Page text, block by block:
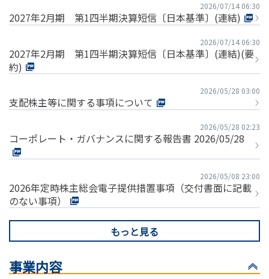
2026/07/14 06:30
2027年2月期 第1四半期決算短信〔日本基準〕(連結)
2026/07/14 06:30
2027年2月期 第1四半期決算短信〔日本基準〕(連結)(要
約)
2026/05/28 03:00
支配株主等に関する事項について
2026/05/28 02:23
コーポレート・ガバナンスに関する報告書 2026/05/28
2026/05/08 23:00
2026年定時株主総会電子提供措置事項（交付書面に記載
のない事項）
もっと見る
事業内容